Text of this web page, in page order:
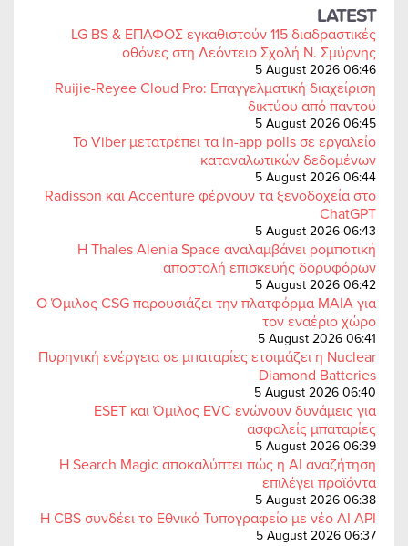
LATEST
LG BS & ΕΠΑΦΟΣ εγκαθιστούν 115 διαδραστικές
οθόνες στη Λεόντειο Σχολή Ν. Σμύρνης
5 August 2026 06:46
Ruijie-Reyee Cloud Pro: Επαγγελματική διαχείριση
δικτύου από παντού
5 August 2026 06:45
Το Viber μετατρέπει τα in-app polls σε εργαλείο
καταναλωτικών δεδομένων
5 August 2026 06:44
Radisson και Accenture φέρνουν τα ξενοδοχεία στο
ChatGPT
5 August 2026 06:43
Η Thales Alenia Space αναλαμβάνει ρομποτική
αποστολή επισκευής δορυφόρων
5 August 2026 06:42
Ο Όμιλος CSG παρουσιάζει την πλατφόρμα MAIA για
τον εναέριο χώρο
5 August 2026 06:41
Πυρηνική ενέργεια σε μπαταρίες ετοιμάζει η Nuclear
Diamond Batteries
5 August 2026 06:40
ESET και Όμιλος EVC ενώνουν δυνάμεις για
ασφαλείς μπαταρίες
5 August 2026 06:39
Η Search Magic αποκαλύπτει πώς η AI αναζήτηση
επιλέγει προϊόντα
5 August 2026 06:38
Η CBS συνδέει το Εθνικό Τυπογραφείο με νέο AI API
5 August 2026 06:37